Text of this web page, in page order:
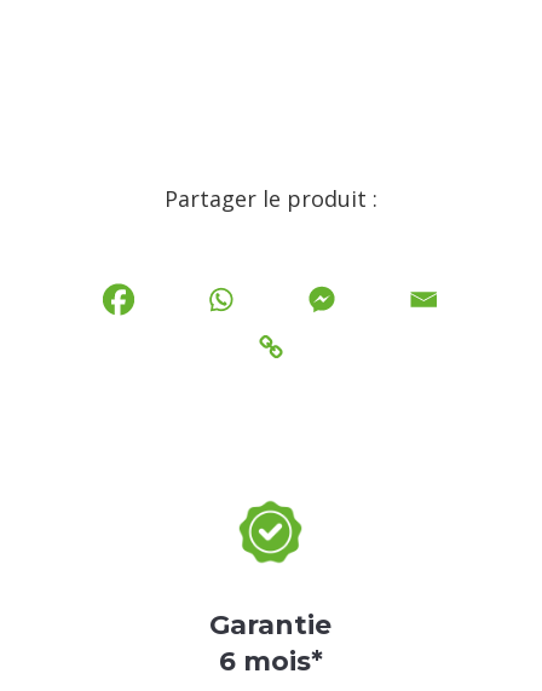
Partager le produit :
Garantie
6 mois*